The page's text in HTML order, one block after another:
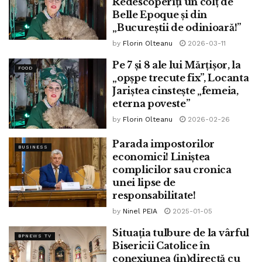
nu trec de o,1%-o,2%,” atrage atenţia prof. dr. Gheorghe
Mencinicopschi. Puţini sunt însă fabricanţii care respectă
aceste reguli.
,,Concret, din 100 de kilograme de pulpă de măsline, ar
trebui să se extragă 20 de kilograme de ulei, dar ei o
încălzesc şi obţin 40 de kilograme. Este ca şi cum ai vinde
un Trabant drept Mercedes,” detaliază profesorul.
Pentru prăjit, îl irosești pe cel extravirgin la
prăjit
,,La ardere e păcat să-l irosim pe cel extravirgin mai
scump. La prăjit, putem alege uleiul rafinat de măsline şi
cel nehidrogenat de palmier,” spune prof. dr. Gheorghe
Îl păstrezi în condiții necorespunzătoare
Belle Epoque și din
„Bucureștii de odinioară!”
by Florin Olteanu 2026-03-11
FOOD
Pe 7 și 8 ale lui Mărțișor, la
„opșpe trecute fix”, Locanta
Jariștea cinstește „femeia,
eterna poveste”
by Florin Olteanu 2026-02-26
BUSINESS
Parada impostorilor
economici! Liniștea
complicilor sau cronica
unei lipse de
responsabilitate!
by Ninel PEIA 2025-01-05
BPNEWS TV
Situația tulbure de la vârful
Bisericii Catolice în
conexiunea (in)directă cu